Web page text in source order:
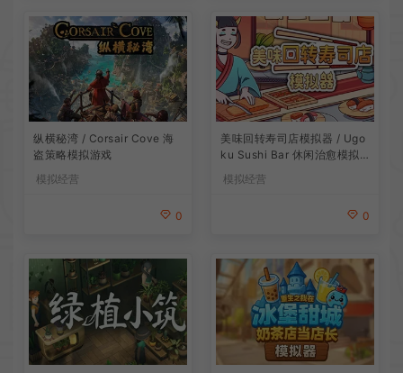
纵横秘湾 / Corsair Cove 海
盗策略模拟游戏
模拟经营
0
美味回转寿司店模拟器 / Ugo
ku Sushi Bar 休闲治愈模拟
游戏
模拟经营
0